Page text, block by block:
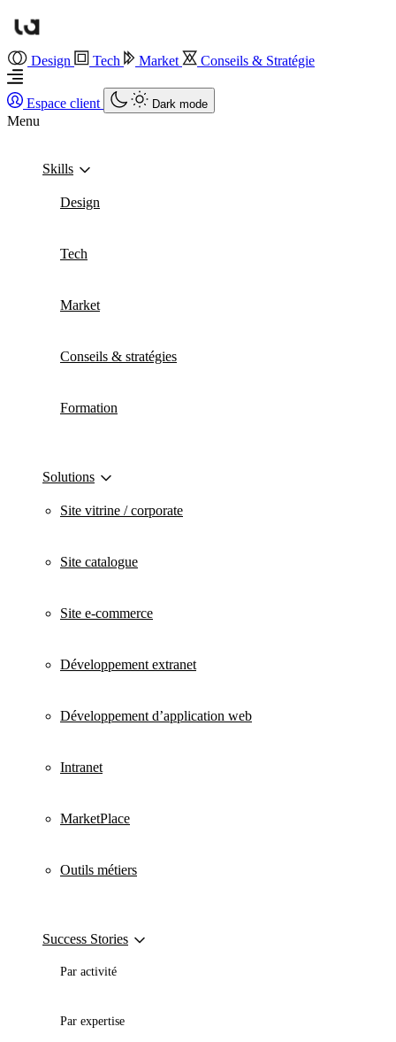
Design Tech Market Conseils & Stratégie
Espace client Dark mode
Menu
Skills
Design
Tech
Market
Conseils & stratégies
Formation
Solutions
Site vitrine / corporate
Site catalogue
Site e-commerce
Développement extranet
Développement d’application web
Intranet
MarketPlace
Outils métiers
Success Stories
Par activité
Par expertise